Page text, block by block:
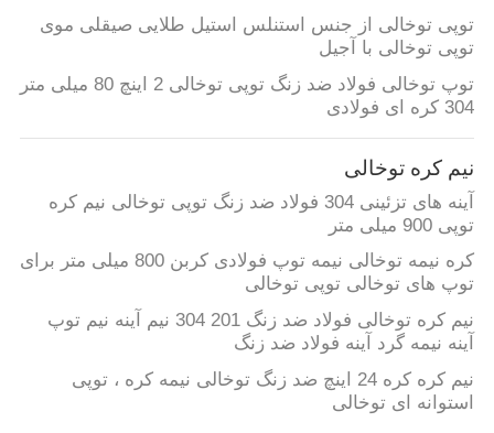
توپی توخالی از جنس استنلس استیل طلایی صیقلی موی
توپی توخالی با آجیل
توپ توخالی فولاد ضد زنگ توپی توخالی 2 اینچ 80 میلی متر
304 کره ای فولادی
نیم کره توخالی
آینه های تزئینی 304 فولاد ضد زنگ توپی توخالی نیم کره
توپی 900 میلی متر
کره نیمه توخالی نیمه توپ فولادی کربن 800 میلی متر برای
توپ های توخالی توپی توخالی
نیم کره توخالی فولاد ضد زنگ 201 304 نیم آینه نیم توپ
آینه نیمه گرد آینه فولاد ضد زنگ
نیم کره کره 24 اینچ ضد زنگ توخالی نیمه کره ، توپی
استوانه ای توخالی